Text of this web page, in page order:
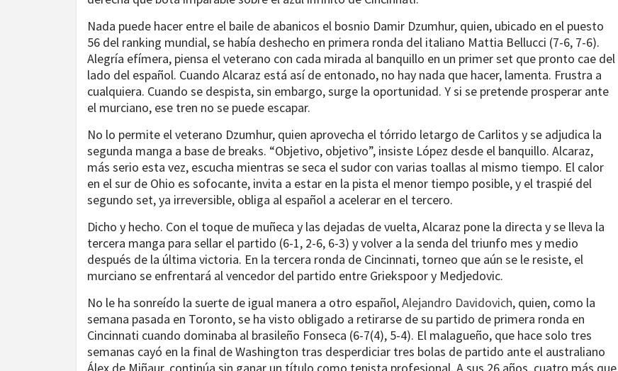
Nada puede hacer entre el baile de abanicos el bosnio Damir Dzumhur, quien, ubicado en el puesto
56 del ranking mundial, se había deshecho en primera ronda del italiano Mattia Bellucci (7-6, 7-6).
Alegría efímera, piensa el veterano con cada mirada al banquillo en un primer set que pronto cae del
lado del español. Cuando Alcaraz está así de entonado, no hay nada que hacer, lamenta. Frustra a
cualquiera. Cuando se despista, sin embargo, surge la oportunidad. Y si se pretende prosperar ante
el murciano, ese tren no se puede escapar.
No lo permite el veterano Dzumhur, quien aprovecha el tórrido letargo de Carlitos y se adjudica la
segunda manga a base de breaks. “Objetivo, objetivo”, insiste López desde el banquillo. Alcaraz,
más serio esta vez, escucha mientras se seca el sudor con varias toallas al mismo tiempo. El calor
en el sur de Ohio es sofocante, invita a estar en la pista el menor tiempo posible, y el traspié del
segundo set, ya irreversible, obliga al español a acelerar en el tercero.
Dicho y hecho. Con el toque de muñeca y las dejadas de vuelta, Alcaraz pone la directa y se lleva la
tercera manga para sellar el partido (6-1, 2-6, 6-3) y volver a la senda del triunfo mes y medio
después de la última victoria. En la tercera ronda de Cincinnati, torneo que aún se le resiste, el
murciano se enfrentará al vencedor del partido entre Griekspoor y Medjedovic.
No le ha sonreído la suerte de igual manera a otro español,Alejandro Davidovich, quien, como la
semana pasada en Toronto, se ha visto obligado a retirarse de su partido de primera ronda en
Cincinnati cuando dominaba al brasileño Fonseca (6-7(4), 5-4). El malagueño, que hace solo tres
semanas cayó en la final de Washington tras desperdiciar tres bolas de partido ante el australiano